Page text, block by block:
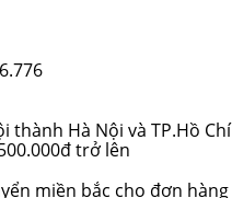
thành Hà Nội và TP.Hồ Chí
trở lên
miền bắc cho đơn hàng